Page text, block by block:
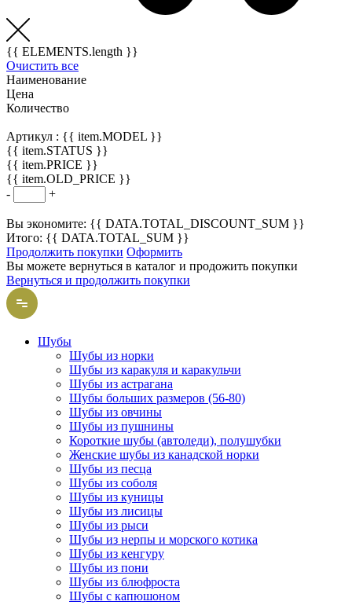
{{ ELEMENTS.length }}
Очистить все
Наименование
Цена
Количество
Артикул : {{ item.MODEL }}
{{ item.STATUS }}
{{ item.PRICE }}
{{ item.OLD_PRICE }}
-
+
Вы экономите: {{ DATA.TOTAL_DISCOUNT_SUM }}
Итого: {{ DATA.TOTAL_SUM }}
Продолжить покупки Оформить
Вы можете вернуться в каталог и продожить покупки
Вернуться и продолжить покупки
Шубы
Шубы из норки
Шубы из каракуля и каракульчи
Шубы из астрагана
Шубы больших размеров (56-80)
Шубы из овчины
Шубы из пушнины
Короткие шубы (автоледи), полушубки
Женские шубы из канадской норки
Шубы из песца
Шубы из соболя
Шубы из куницы
Шубы из лисицы
Шубы из рыси
Шубы из нерпы и морского котика
Шубы из кенгуру
Шубы из пони
Шубы из блюфроста
Шубы с капюшоном